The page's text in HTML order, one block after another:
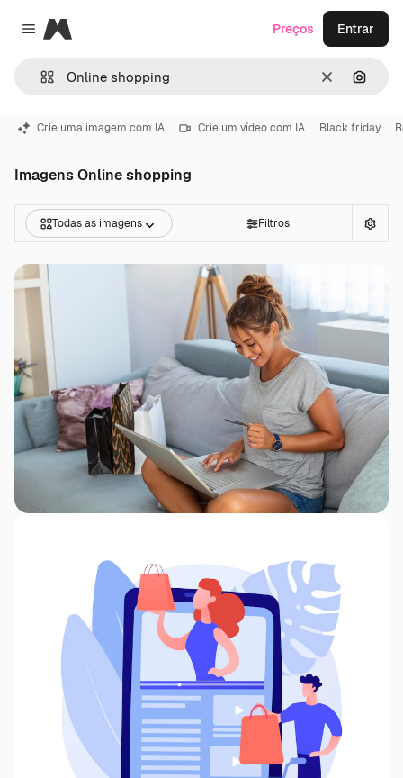
Close menu
Magnific
Limpar
Preços Entrar
Crie uma imagem com IA Crie um vídeo com IA Black friday
Imagens Online shopping
Todas as imagens Filtros